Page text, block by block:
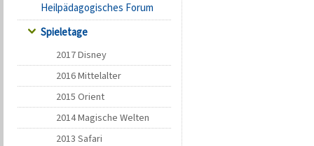
Heilpädagogisches Forum
Spieletage
2017 Disney
2016 Mittelalter
2015 Orient
2014 Magische Welten
2013 Safari